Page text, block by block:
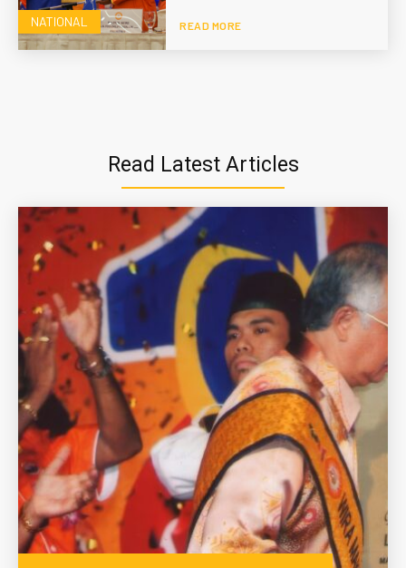
NATIONAL READ MORE
Read Latest Articles